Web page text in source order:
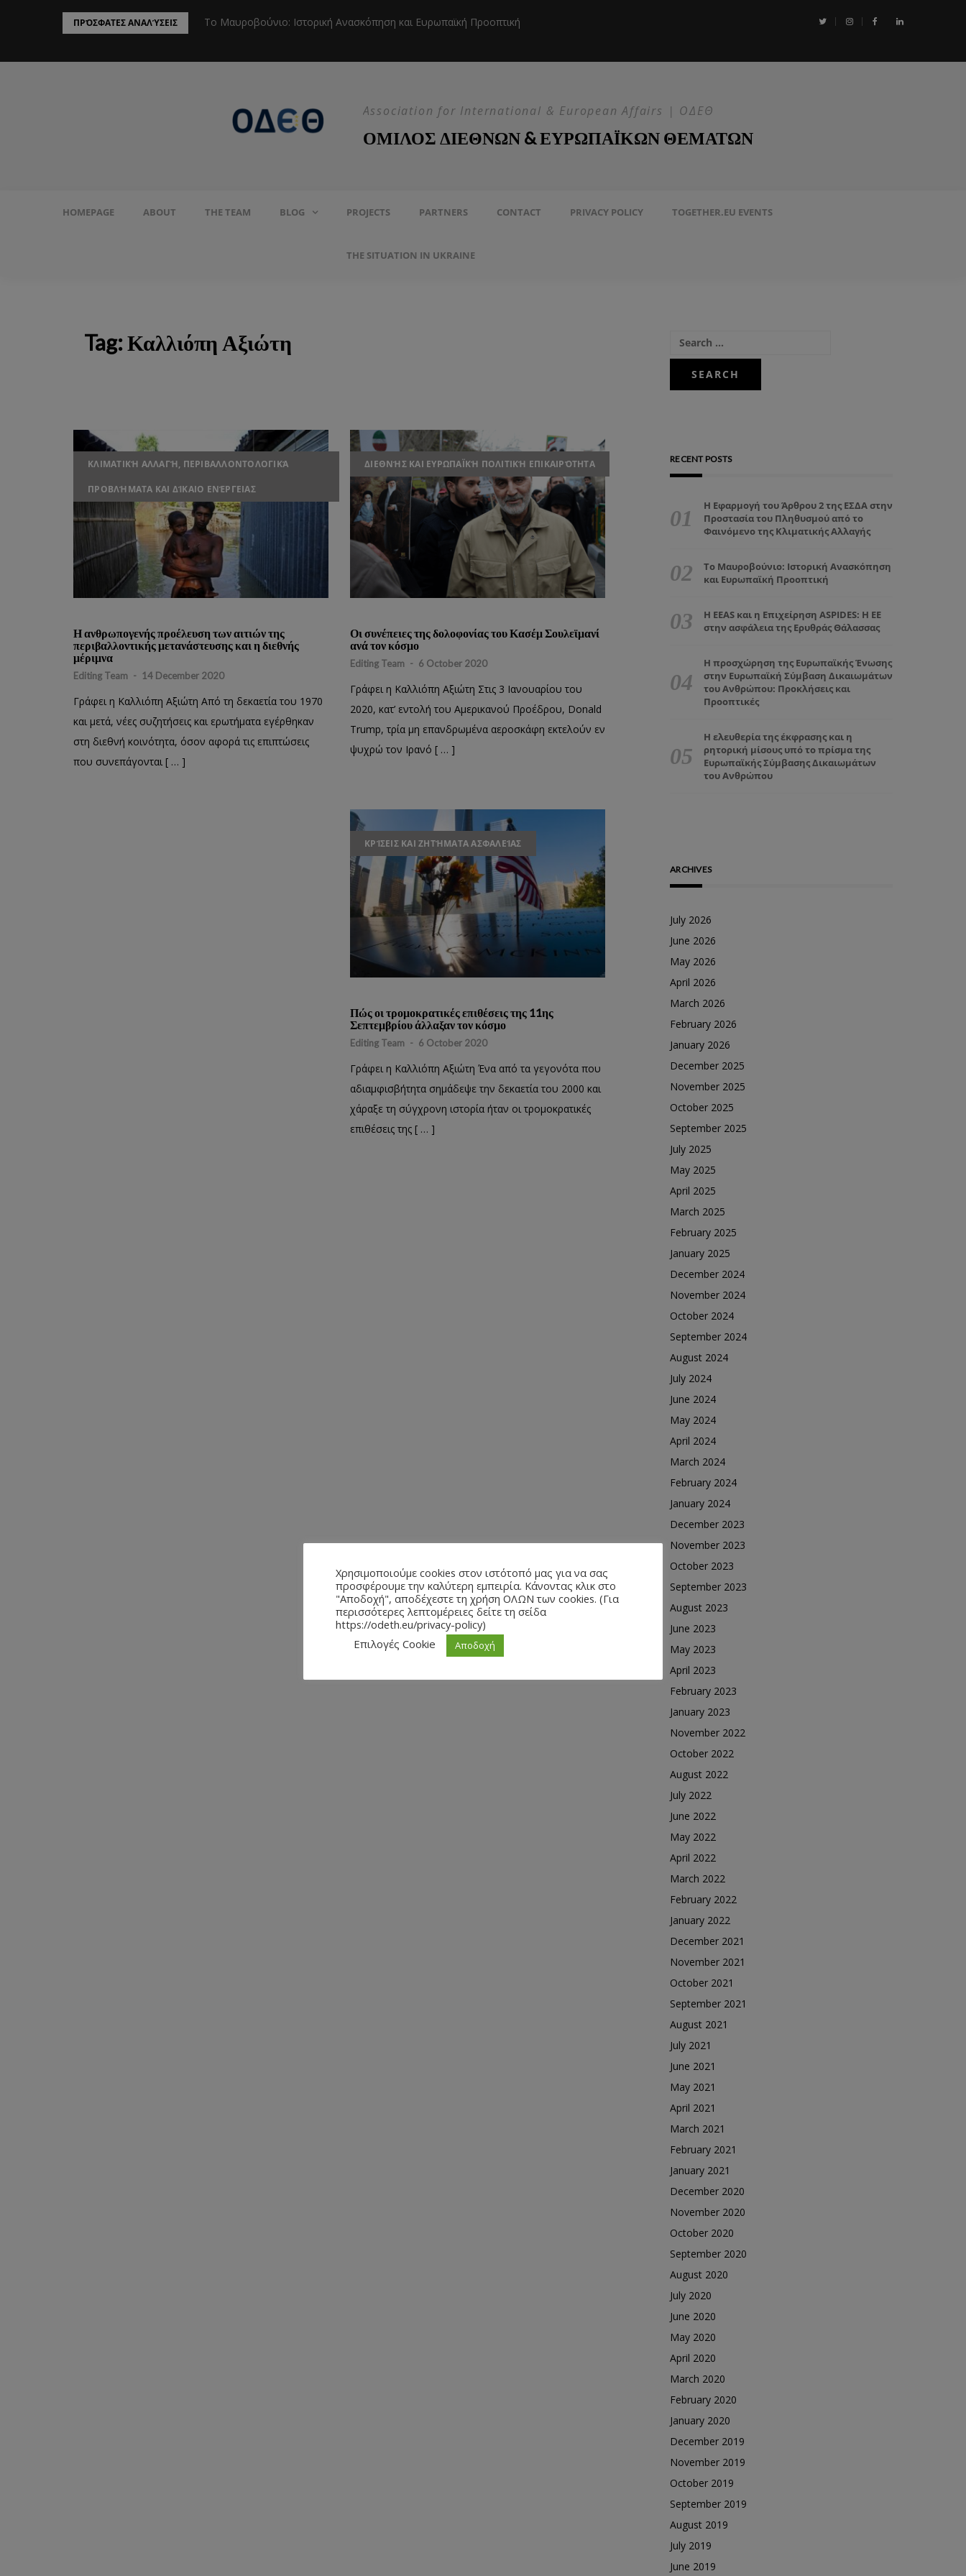
ΠΡΌΣΦΑΤΕΣ ΑΝΑΛΎΣΕΙΣ
Προστασία του Πληθυσμού από το Το Μαυροβούνιο: Ιστορική Ανασκόπηση και Ευρωπαϊκή Προοπτική Η EEAS και η Επιχείρηση ASPIDES: Η ΕΕ στην ασφάλεια της Ερυθράς
Association for International & European Affairs | ΟΔΕΘ
ΟΜΙΛΟΣ ΔΙΕΘΝΩΝ & ΕΥΡΩΠΑΪΚΩΝ ΘΕΜΑΤΩΝ
HOMEPAGE ABOUT THE TEAM BLOG PROJECTS PARTNERS CONTACT PRIVACY POLICY TOGETHER.EU EVENTS
THE SITUATION IN UKRAINE
Tag:Καλλιόπη Αξιώτη
ΚΛΙΜΑΤΙΚΉ ΑΛΛΑΓΉ, ΠΕΡΙΒΑΛΛΟΝΤΟΛΟΓΙΚΆ
ΠΡΟΒΛΉΜΑΤΑ ΚΑΙ ΔΊΚΑΙΟ ΕΝΈΡΓΕΙΑΣ
Η ανθρωπογενής προέλευση των αιτιών της
περιβαλλοντικής μετανάστευσης και η διεθνής
μέριμνα
Editing Team - 14 December 2020
Γράφει η Καλλιόπη Αξιώτη Από τη δεκαετία του 1970
και μετά, νέες συζητήσεις και ερωτήματα εγέρθηκαν
στη διεθνή κοινότητα, όσον αφορά τις επιπτώσεις
που συνεπάγονται [ … ]
ΔΙΕΘΝΉΣ ΚΑΙ ΕΥΡΩΠΑΪΚΉ ΠΟΛΙΤΙΚΉ ΕΠΙΚΑΙΡΌΤΗΤΑ
Οι συνέπειες της δολοφονίας του Κασέμ Σουλεϊμανί
ανά τον κόσμο
Editing Team - 6 October 2020
Γράφει η Καλλιόπη Αξιώτη Στις 3 Ιανουαρίου του
2020, κατ’ εντολή του Αμερικανού Προέδρου, Donald
Trump, τρία μη επανδρωμένα αεροσκάφη εκτελούν εν
ψυχρώ τον Ιρανό [ … ]
ΚΡΊΣΕΙΣ ΚΑΙ ΖΗΤΉΜΑΤΑ ΑΣΦΑΛΕΊΑΣ
Πώς οι τρομοκρατικές επιθέσεις της 11ης
Σεπτεμβρίου άλλαξαν τον κόσμο
Editing Team - 6 October 2020
Γράφει η Καλλιόπη Αξιώτη Ένα από τα γεγονότα που
αδιαμφισβήτητα σημάδεψε την δεκαετία του 2000 και
χάραξε τη σύγχρονη ιστορία ήταν οι τρομοκρατικές
επιθέσεις της [ … ]
RECENT POSTS
Η Εφαρμογή του Άρθρου 2 της ΕΣΔΑ στην
Προστασία του Πληθυσμού από το
Φαινόμενο της Κλιματικής Αλλαγής
Το Μαυροβούνιο: Ιστορική Ανασκόπηση
και Ευρωπαϊκή Προοπτική
Η EEAS και η Επιχείρηση ASPIDES: Η ΕΕ
στην ασφάλεια της Ερυθράς Θάλασσας
Η προσχώρηση της Ευρωπαϊκής Ένωσης
στην Ευρωπαϊκή Σύμβαση Δικαιωμάτων
του Ανθρώπου: Προκλήσεις και
Προοπτικές
Η ελευθερία της έκφρασης και η
ρητορική μίσους υπό το πρίσμα της
Ευρωπαϊκής Σύμβασης Δικαιωμάτων
του Ανθρώπου
ARCHIVES
July 2026
June 2026
May 2026
April 2026
March 2026
February 2026
January 2026
December 2025
November 2025
October 2025
September 2025
July 2025
May 2025
April 2025
March 2025
February 2025
January 2025
December 2024
November 2024
October 2024
September 2024
August 2024
July 2024
June 2024
May 2024
April 2024
March 2024
February 2024
January 2024
December 2023
November 2023
October 2023
September 2023
August 2023
June 2023
May 2023
April 2023
February 2023
January 2023
November 2022
October 2022
August 2022
July 2022
June 2022
May 2022
April 2022
March 2022
February 2022
January 2022
December 2021
November 2021
October 2021
September 2021
August 2021
July 2021
June 2021
May 2021
April 2021
March 2021
February 2021
January 2021
December 2020
November 2020
October 2020
September 2020
August 2020
July 2020
June 2020
May 2020
April 2020
March 2020
February 2020
January 2020
December 2019
November 2019
October 2019
September 2019
August 2019
July 2019
June 2019
Χρησιμοποιούμε cookies στον ιστότοπό μας για να σας
προσφέρουμε την καλύτερη εμπειρία. Κάνοντας κλικ στο
"Αποδοχή", αποδέχεστε τη χρήση ΟΛΩΝ των cookies. (Για
περισσότερες λεπτομέρειες δείτε τη σείδα
https://odeth.eu/privacy-policy)
Επιλογές Cookie
Αποδοχή